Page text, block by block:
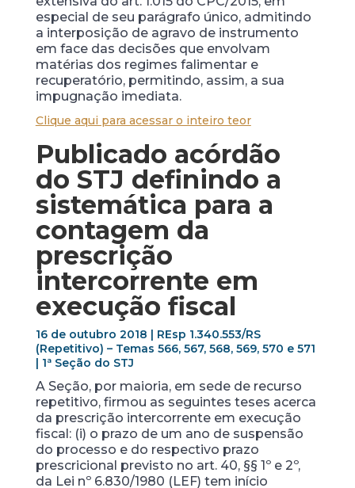
especial de seu parágrafo único, admitindo
a interposição de agravo de instrumento
em face das decisões que envolvam
matérias dos regimes falimentar e
recuperatório, permitindo, assim, a sua
impugnação imediata.
Clique aqui para acessar o inteiro teor
Publicado acórdão
do STJ definindo a
sistemática para a
contagem da
prescrição
intercorrente em
execução fiscal
16 de outubro 2018 | REsp 1.340.553/RS
(Repetitivo) – Temas 566, 567, 568, 569, 570 e 571
| 1ª Seção do STJ
A Seção, por maioria, em sede de recurso
repetitivo, firmou as seguintes teses acerca
da prescrição intercorrente em execução
fiscal: (i) o prazo de um ano de suspensão
do processo e do respectivo prazo
prescricional previsto no art. 40, §§ 1º e 2º,
da Lei nº 6.830/1980 (LEF) tem início